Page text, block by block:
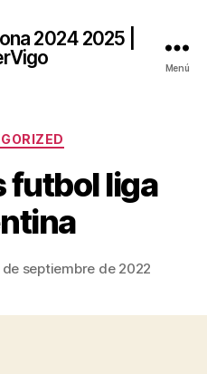
2024 2025 |
Menú
Categorías
futbol liga
de septiembre de 2022